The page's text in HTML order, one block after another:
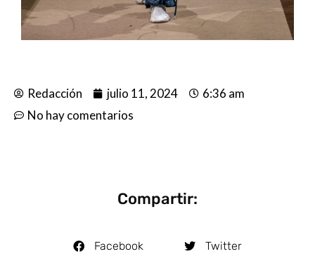
Redacción julio 11, 2024
6:36 am
No hay comentarios
Compartir:
Facebook Twitter